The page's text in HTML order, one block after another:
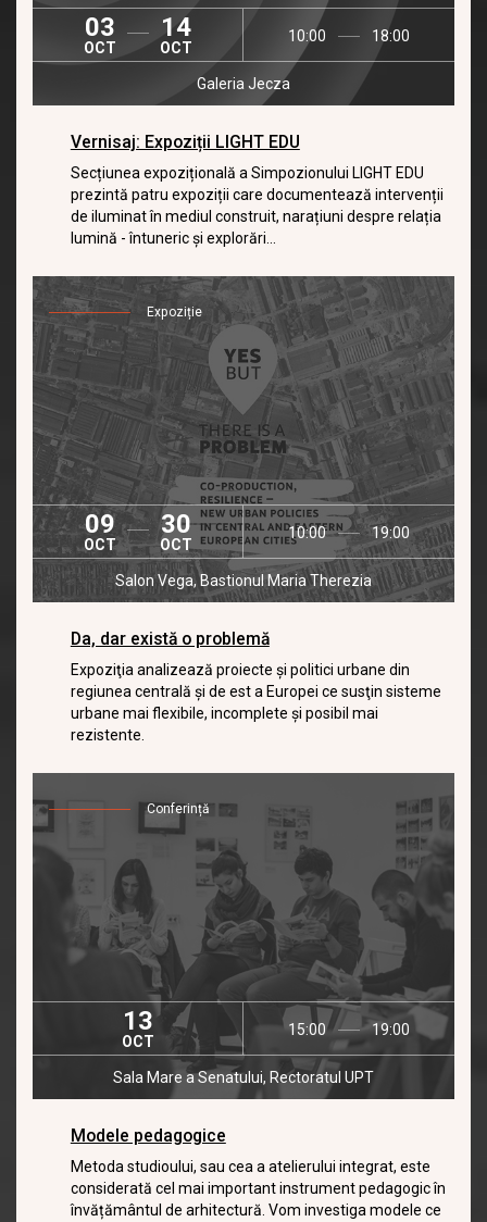
03
OCT
14
OCT
10:00 18:00
Galeria Jecza
Vernisaj: Expoziții LIGHT EDU
Secțiunea expozițională a Simpozionului LIGHT EDU
prezintă patru expoziții care documentează intervenții
de iluminat în mediul construit, narațiuni despre relația
lumină - întuneric și explorări...
Expoziție
09
OCT
30
OCT
10:00 19:00
Salon Vega, Bastionul Maria Therezia
Da, dar există o problemă
Expoziţia analizează proiecte şi politici urbane din
regiunea centrală şi de est a Europei ce susţin sisteme
urbane mai flexibile, incomplete şi posibil mai
rezistente.
Conferință
13
OCT
15:00 19:00
Sala Mare a Senatului, Rectoratul UPT
Modele pedagogice
Metoda studioului, sau cea a atelierului integrat, este
considerată cel mai important instrument pedagogic în
învățământul de arhitectură. Vom investiga modele ce